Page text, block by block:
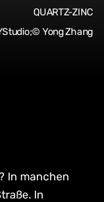
QUARTZ-ZINC
Yong Zhang
In manchen
In